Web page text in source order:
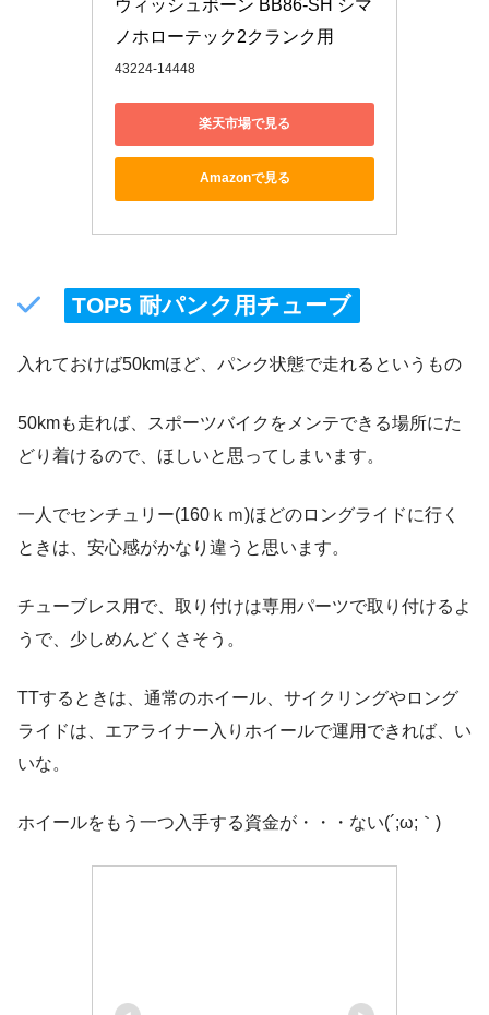
ウィッシュボーン BB86-SH シマ
ノホローテック2クランク用
43224-14448
楽天市場で見る
Amazonで見る
TOP5 耐パンク用チューブ
入れておけば50kmほど、パンク状態で走れるというもの
50kmも走れば、スポーツバイクをメンテできる場所にた
どり着けるので、ほしいと思ってしまいます。
一人でセンチュリー(160ｋｍ)ほどのロングライドに行く
ときは、安心感がかなり違うと思います。
チューブレス用で、取り付けは専用パーツで取り付けるよ
うで、少しめんどくさそう。
TTするときは、通常のホイール、サイクリングやロング
ライドは、エアライナー入りホイールで運用できれば、い
いな。
ホイールをもう一つ入手する資金が・・・ない(´;ω;｀)